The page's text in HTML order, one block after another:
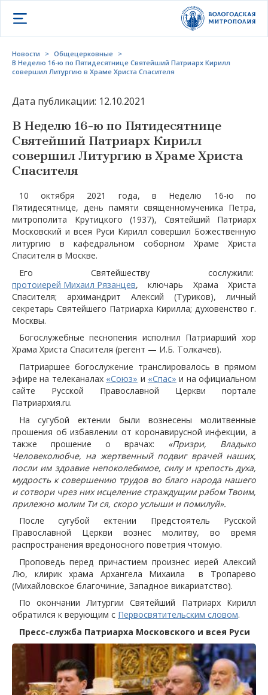
Открыть меню
Новости > Общецерковные >
В Неделю 16-ю по Пятидесятнице Святейший Патриарх Кирилл
совершил Литургию в Храме Христа Спасителя
Дата публикации: 12.10.2021
В Неделю 16-ю по Пятидесятнице
Святейший Патриарх Кирилл
совершил Литургию в Храме Христа
Спасителя
10 октября 2021 года, в Неделю 16-ю по
Пятидесятнице, день памяти священномученика Петра,
митрополита Крутицкого (1937), Святейший Патриарх
Московский и всея Руси Кирилл совершил Божественную
литургию в кафедральном соборном Храме Христа
Спасителя в Москве.
Его Святейшеству сослужили:
протоиерей Михаил Рязанцев, ключарь Храма Христа
Спасителя; архимандрит Алексий (Туриков), личный
секретарь Святейшего Патриарха Кирилла; духовенство г.
Москвы.
Богослужебные песнопения исполнил Патриарший хор
Храма Христа Спасителя (регент — И.Б. Толкачев).
Патриаршее богослужение транслировалось в прямом
эфире на телеканалах «Союз» и «Спас» и на официальном
сайте Русской Православной Церкви портале
Патриархия.ru.
На сугубой ектении были вознесены молитвенные
прошения об избавлении от коронавирусной инфекции, а
также прошение о врачах: «Призри, Владыко
Человеколюбче, на жертвенный подвиг врачей наших,
посли им здравие непоколебимое, силу и крепость духа,
мудрость к совершению трудов во благо народа нашего
и сотвори чрез них исцеление страждущим рабом Твоим,
прилежно молим Ти ся, скоро услыши и помилуй».
После сугубой ектении Предстоятель Русской
Православной Церкви вознес молитву, во время
распространения вредоносного поветрия чтомую.
Проповедь перед причастием произнес иерей Алексий
Лю, клирик храма Архангела Михаила в Тропарево
(Михайловское благочиние, Западное викариатство).
По окончании Литургии Святейший Патриарх Кирилл
обратился к верующим с Первосвятительским словом.
Пресс-служба Патриарха Московского и всея Руси